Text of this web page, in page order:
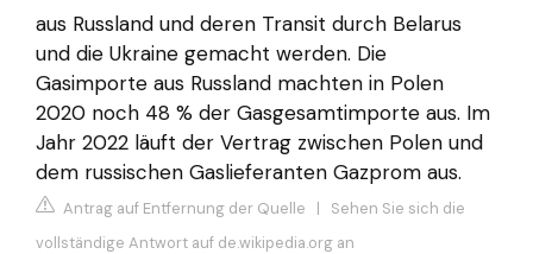
aus Russland und deren Transit durch Belarus
und die Ukraine gemacht werden. Die
Gasimporte aus Russland machten in Polen
2020 noch 48 % der Gasgesamtimporte aus. Im
Jahr 2022 läuft der Vertrag zwischen Polen und
dem russischen Gaslieferanten Gazprom aus.
Antrag auf Entfernung der Quelle | Sehen Sie sich die
vollständige Antwort auf de.wikipedia.org an